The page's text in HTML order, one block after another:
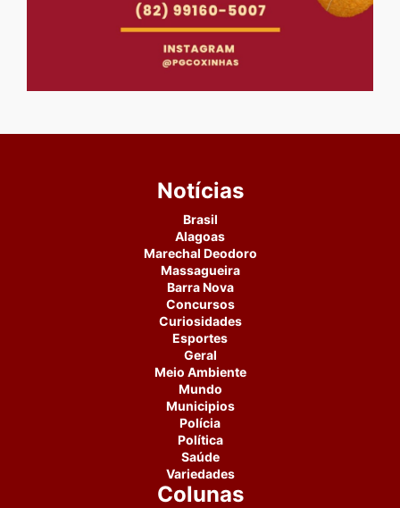
Notícias
Brasil
Alagoas
Marechal Deodoro
Massagueira
Barra Nova
Concursos
Curiosidades
Esportes
Geral
Meio Ambiente
Mundo
Municipios
Polícia
Política
Saúde
Variedades
Colunas